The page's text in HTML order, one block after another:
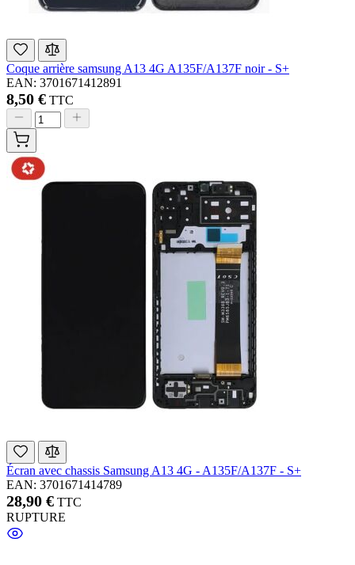
Coque arrière samsung A13 4G A135F/A137F noir - S+
EAN: 3701671412891
8,50 € TTC
Écran avec chassis Samsung A13 4G - A135F/A137F - S+
EAN: 3701671414789
28,90 € TTC
RUPTURE